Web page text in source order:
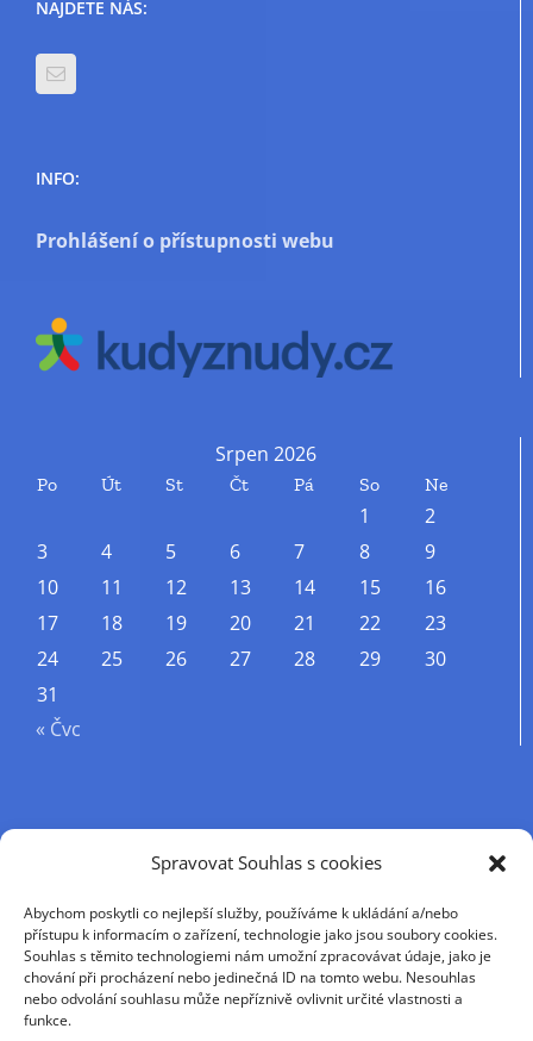
Spravovat Souhlas s cookies
Abychom poskytli co nejlepší služby, používáme k ukládání a/nebo
přístupu k informacím o zařízení, technologie jako jsou soubory cookies.
Souhlas s těmito technologiemi nám umožní zpracovávat údaje, jako je
chování při procházení nebo jedinečná ID na tomto webu. Nesouhlas
nebo odvolání souhlasu může nepříznivě ovlivnit určité vlastnosti a
funkce.
NAJDETE NÁS:
INFO:
Prohlášení o přístupnosti webu
Srpen 2026
Po Út St Čt Pá So Ne
1
2
3
4 5 6 7 8
9
10
11 12 13 14 15
16
17
18 19 20 21 22
23
24
25 26 27 28 29
30
31
« Čvc
Příjmení
Křestní jméno
E-mail